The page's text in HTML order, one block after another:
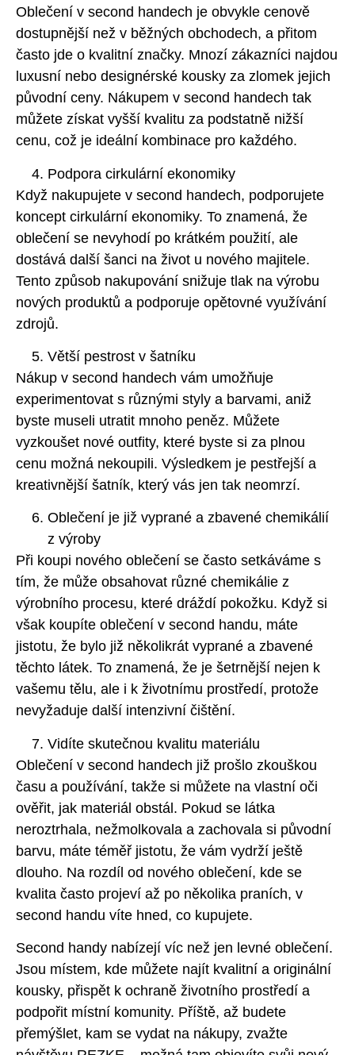
Oblečení v second handech je obvykle cenově
dostupnější než v běžných obchodech, a přitom
často jde o kvalitní značky. Mnozí zákazníci najdou
luxusní nebo designérské kousky za zlomek jejich
původní ceny. Nákupem v second handech tak
můžete získat vyšší kvalitu za podstatně nižší
cenu, což je ideální kombinace pro každého.
Podpora cirkulární ekonomiky
Když nakupujete v second handech, podporujete
koncept cirkulární ekonomiky. To znamená, že
oblečení se nevyhodí po krátkém použití, ale
dostává další šanci na život u nového majitele.
Tento způsob nakupování snižuje tlak na výrobu
nových produktů a podporuje opětovné využívání
zdrojů.
Větší pestrost v šatníku
Nákup v second handech vám umožňuje
experimentovat s různými styly a barvami, aniž
byste museli utratit mnoho peněz. Můžete
vyzkoušet nové outfity, které byste si za plnou
cenu možná nekoupili. Výsledkem je pestřejší a
kreativnější šatník, který vás jen tak neomrzí.
Oblečení je již vyprané a zbavené chemikálií
z výroby
Při koupi nového oblečení se často setkáváme s
tím, že může obsahovat různé chemikálie z
výrobního procesu, které dráždí pokožku. Když si
však koupíte oblečení v second handu, máte
jistotu, že bylo již několikrát vyprané a zbavené
těchto látek. To znamená, že je šetrnější nejen k
vašemu tělu, ale i k životnímu prostředí, protože
nevyžaduje další intenzivní čištění.
Vidíte skutečnou kvalitu materiálu
Oblečení v second handech již prošlo zkouškou
času a používání, takže si můžete na vlastní oči
ověřit, jak materiál obstál. Pokud se látka
neroztrhala, nežmolkovala a zachovala si původní
barvu, máte téměř jistotu, že vám vydrží ještě
dlouho. Na rozdíl od nového oblečení, kde se
kvalita často projeví až po několika praních, v
second handu víte hned, co kupujete.
Second handy nabízejí víc než jen levné oblečení.
Jsou místem, kde můžete najít kvalitní a originální
kousky, přispět k ochraně životního prostředí a
podpořit místní komunity. Příště, až budete
přemýšlet, kam se vydat na nákupy, zvažte